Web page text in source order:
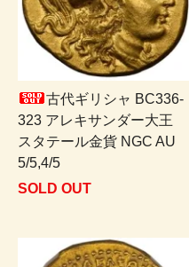
古代ギリシャ BC336-
323 アレキサンダー大王
スタテール金貨 NGC AU
5/5,4/5
SOLD OUT